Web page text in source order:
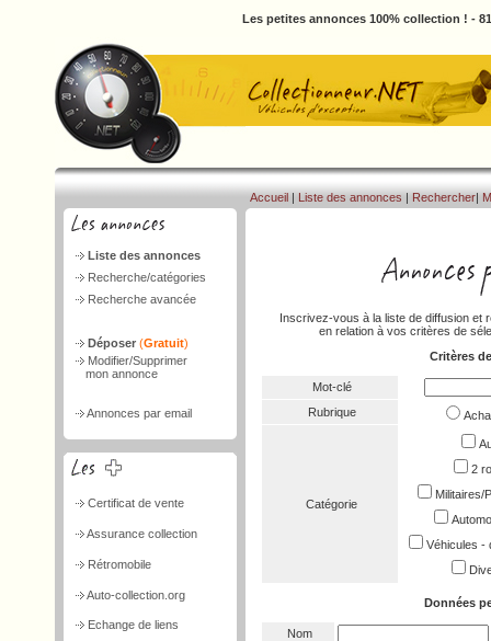
Les petites annonces 100% collection ! -
Liste des annonces
Recherche/catégories
Recherche avancée
Déposer (Gratuit)
Modifier/Supprimer
mon annonce
Annonces par email
Certificat de vente
Assurance collection
Rétromobile
Auto-collection.org
Echange de liens
Accueil | Liste des annonces | Rechercher|
Inscrivez-vous à la liste de diffusion et
en relation à vos critères de
Critères
Mot-clé
Rubrique
Catégorie
2
Militaires/
Véhicules -
Données
Nom